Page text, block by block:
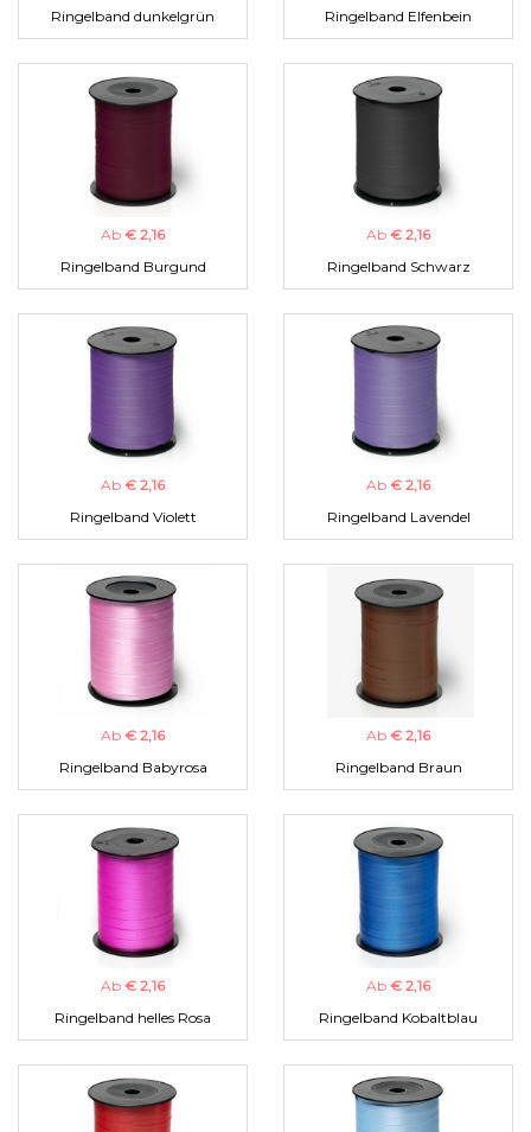
Ringelband dunkelgrün
Ringelband Elfenbein
Ab € 2,16
Ringelband Burgund
Ab € 2,16
Ringelband Schwarz
Ab € 2,16
Ringelband Violett
Ab € 2,16
Ringelband Lavendel
Ab € 2,16
Ringelband Babyrosa
Ab € 2,16
Ringelband Braun
Ab € 2,16
Ringelband helles Rosa
Ab € 2,16
Ringelband Kobaltblau